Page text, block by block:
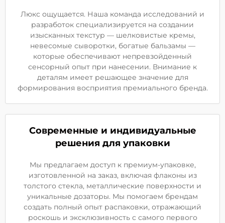
Люкс ощущается. Наша команда исследований и
разработок специализируется на создании
изысканных текстур — шелковистые кремы,
невесомые сыворотки, богатые бальзамы —
которые обеспечивают непревзойденный
сенсорный опыт при нанесении. Внимание к
деталям имеет решающее значение для
формирования восприятия премиального бренда.
Современные и индивидуальные
решения для упаковки
Мы предлагаем доступ к премиум-упаковке,
изготовленной на заказ, включая флаконы из
толстого стекла, металлические поверхности и
уникальные дозаторы. Мы помогаем брендам
создать полный опыт распаковки, отражающий
роскошь и эксклюзивность с самого первого